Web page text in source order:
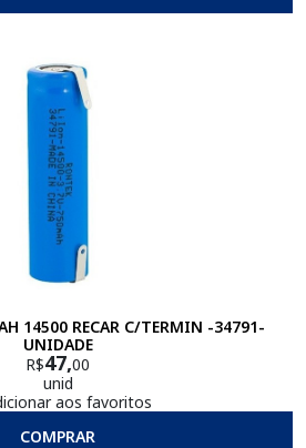
14500 RECAR C/TERMIN -34791-
UNIDADE
R$47,00
unid
aos favoritos
COMPRAR